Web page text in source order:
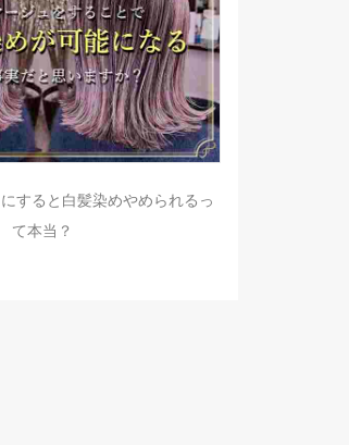
すると白髪染めやめられるっ
て本当？